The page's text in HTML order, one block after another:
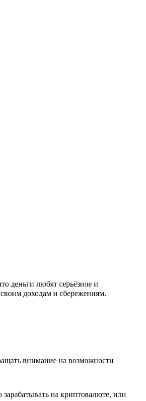
деньги любят серьёзное и
своим доходам и сбережениям.
внимание на возможности
на криптовалюте, или